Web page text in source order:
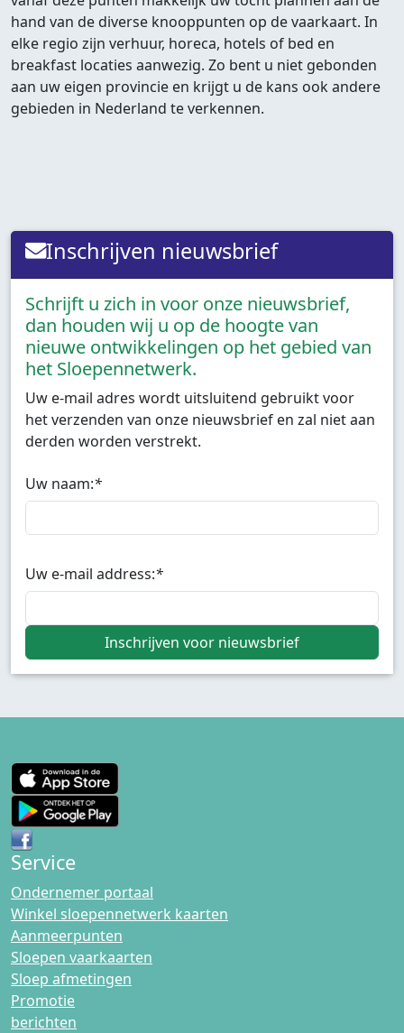
hand van de diverse knooppunten op de vaarkaart. In
elke regio zijn verhuur, horeca, hotels of bed en
breakfast locaties aanwezig. Zo bent u niet gebonden
aan uw eigen provincie en krijgt u de kans ook andere
gebieden in Nederland te verkennen.
Inschrijven nieuwsbrief
Schrijft u zich in voor onze nieuwsbrief,
dan houden wij u op de hoogte van
nieuwe ontwikkelingen op het gebied van
het Sloepennetwerk.
Uw e-mail adres wordt uitsluitend gebruikt voor
het verzenden van onze nieuwsbrief en zal niet aan
derden worden verstrekt.
Uw naam:*
Uw e-mail address:*
Inschrijven voor nieuwsbrief
Service
Ondernemer portaal
Winkel sloepennetwerk kaarten
Aanmeerpunten
Sloepen vaarkaarten
Sloep afmetingen
Promotie
berichten